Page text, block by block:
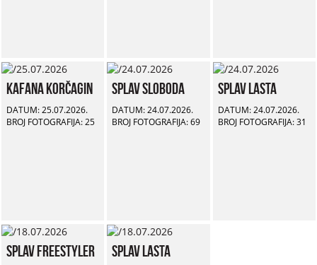
Kafana Korčagin
DATUM: 25.07.2026.
BROJ FOTOGRAFIJA: 25
Splav Sloboda
DATUM: 24.07.2026.
BROJ FOTOGRAFIJA: 69
Splav Lasta
DATUM: 24.07.2026.
BROJ FOTOGRAFIJA: 31
Splav Freestyler Splav Lasta